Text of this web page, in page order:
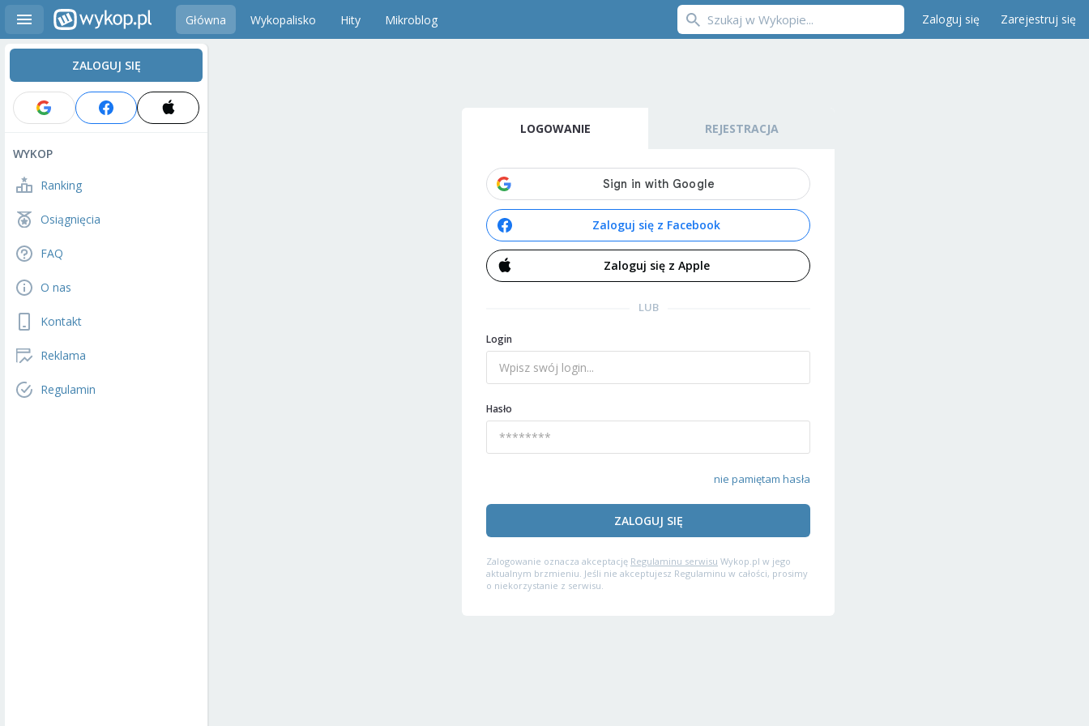
Główna Wykopalisko Hity Mikroblog Zaloguj się Zarejestruj się
ZALOGUJ SIĘ
WYKOP
Ranking
Osiągnięcia
FAQ
O nas
Kontakt
Reklama
Regulamin
LOGOWANIE REJESTRACJA
Zaloguj się z Facebook
Zaloguj się z Apple
LUB
Login
Hasło
nie pamiętam hasła
ZALOGUJ SIĘ
Zalogowanie oznacza akceptację Regulaminu serwisu Wykop.pl w jego
aktualnym brzmieniu. Jeśli nie akceptujesz Regulaminu w całości, prosimy
o niekorzystanie z serwisu.